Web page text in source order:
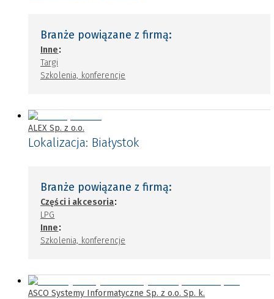
Branże powiązane z firmą:
Inne:
Targi
Szkolenia, konferencje
ALEX Sp. z o.o.
Lokalizacja: Białystok
Branże powiązane z firmą:
Części i akcesoria:
LPG
Inne:
Szkolenia, konferencje
ASCO Systemy Informatyczne Sp. z o.o. Sp. k.